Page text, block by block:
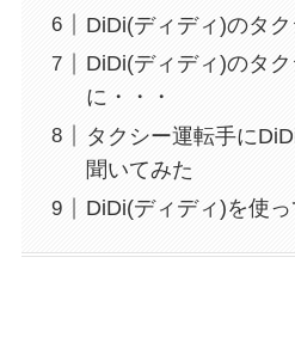
DiDi(ディディ)のタ
DiDi(ディディ)のタ
に・・・
タクシー運転手に
聞いてみた
DiDi(ディディ)を使